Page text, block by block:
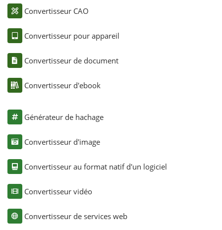
Convertisseur CAO
Convertisseur pour appareil
Convertisseur de document
Convertisseur d'ebook
Générateur de hachage
Convertisseur d'image
Convertisseur au format natif d'un logiciel
Convertisseur vidéo
Convertisseur de services web